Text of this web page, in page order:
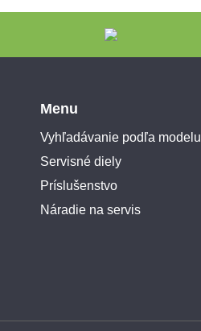
Menu
Vyhľadávanie podľa modelu
Servisné diely
Príslušenstvo
Náradie na servis